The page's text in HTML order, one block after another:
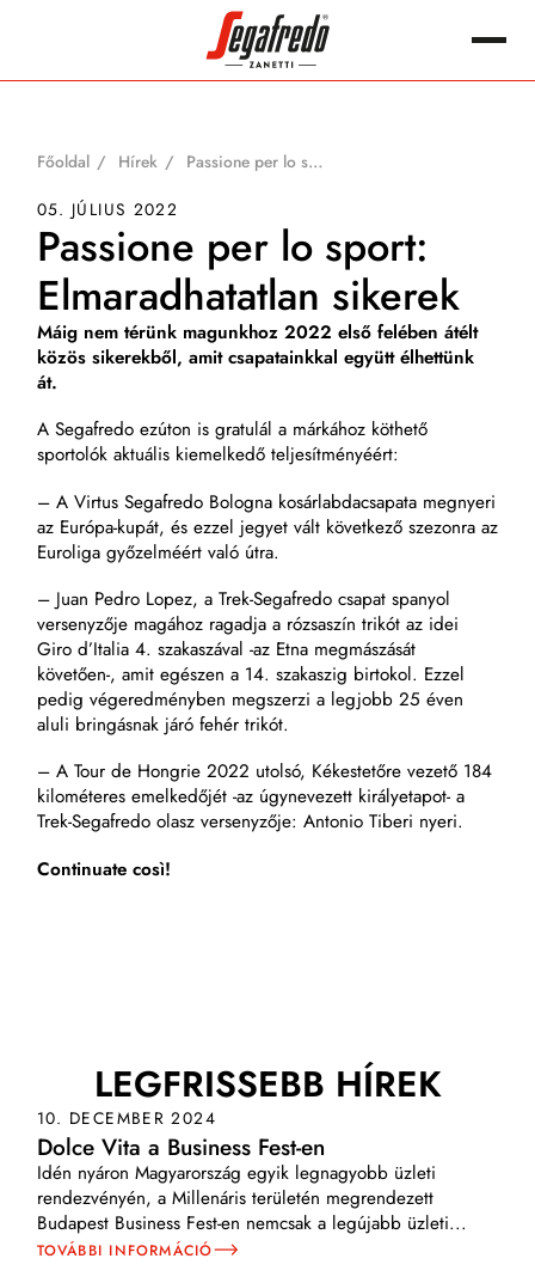
Főoldal Hírek Passione per lo sport: Elmaradhatatlan sikerek
05. JÚLIUS 2022
Passione per lo sport:
Elmaradhatatlan sikerek
Máig nem térünk magunkhoz 2022 első felében átélt
közös sikerekből, amit csapatainkkal együtt élhettünk
át.
A Segafredo ezúton is gratulál a márkához köthető
sportolók aktuális kiemelkedő teljesítményéért:
– A Virtus Segafredo Bologna kosárlabdacsapata megnyeri
az Európa-kupát, és ezzel jegyet vált következő szezonra az
Euroliga győzelméért való útra.
– Juan Pedro Lopez, a Trek-Segafredo csapat spanyol
versenyzője magához ragadja a rózsaszín trikót az idei
Giro d’Italia 4. szakaszával -az Etna megmászását
követően-, amit egészen a 14. szakaszig birtokol. Ezzel
pedig végeredményben megszerzi a legjobb 25 éven
aluli bringásnak járó fehér trikót.
– A Tour de Hongrie 2022 utolsó, Kékestetőre vezető 184
kilométeres emelkedőjét -az úgynevezett királyetapot- a
Trek-Segafredo olasz versenyzője: Antonio Tiberi nyeri.
Continuate così!
LEGFRISSEBB HÍREK
10. DECEMBER 2024
Dolce Vita a Business Fest-en
Idén nyáron Magyarország egyik legnagyobb üzleti
rendezvényén, a Millenáris területén megrendezett
Budapest Business Fest-en nemcsak a legújabb üzleti...
TOVÁBBI INFORMÁCIÓ